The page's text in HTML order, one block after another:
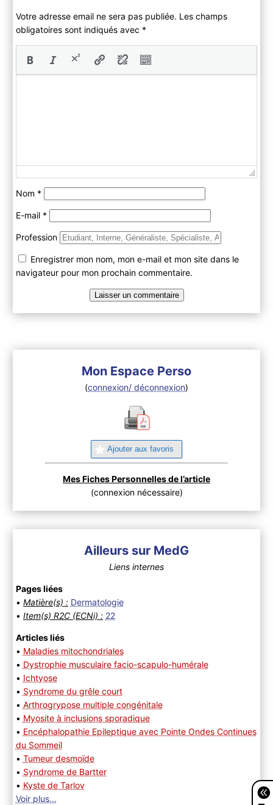
Votre adresse email ne sera pas publiée. Les champs
obligatoires sont indiqués avec *
Nom *
E-mail *
Profession
Enregistrer mon nom, mon e-mail et mon site dans le
navigateur pour mon prochain commentaire.
Mon Espace Perso
(connexion/ déconnexion)
Ajouter aux favoris
Mes Fiches Personnelles de l’article
(connexion nécessaire)
Ailleurs sur MedG
Liens internes
Pages liées
• Matière(s) : Dermatologie
• Item(s) R2C (ECNi) : 22
Articles liés
• Maladies mitochondriales
• Dystrophie musculaire facio-scapulo-humérale
• Ichtyose
• Syndrome du grêle court
• Arthrogrypose multiple congénitale
• Myosite à inclusions sporadique
• Encéphalopathie Epileptique avec Pointe Ondes Continues
du Sommeil
• Tumeur desmoïde
• Syndrome de Bartter
• Kyste de Tarlov
Voir plus…